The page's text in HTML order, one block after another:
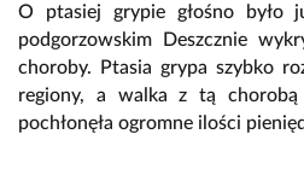
O ptasiej grypie głośno
podgorzowskim Deszcznie
choroby. Ptasia grypa szybko
regiony, a walka z tą
pochłonęła ogromne ilości